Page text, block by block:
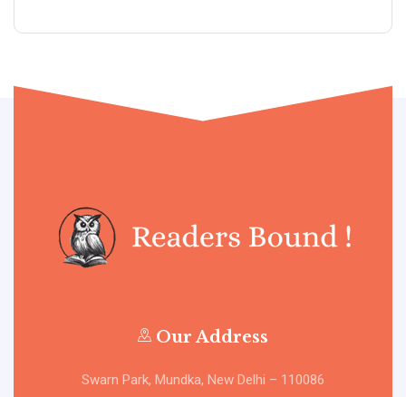
Our Address
Swarn Park, Mundka, New Delhi – 110086